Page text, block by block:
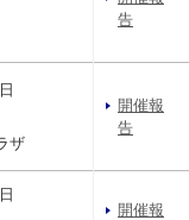
告
ザ
開催報
告
開催報